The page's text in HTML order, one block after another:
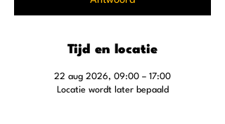
Tijd en locatie
22 aug 2026, 09:00 – 17:00
Locatie wordt later bepaald